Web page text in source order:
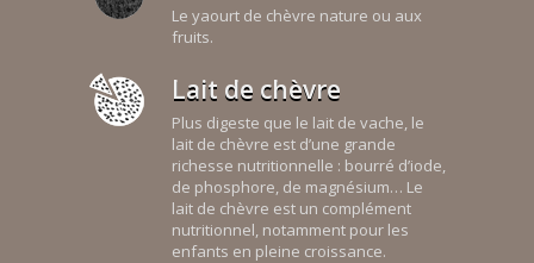
Le yaourt de chèvre nature ou aux
fruits.
Lait de chèvre
Plus digeste que le lait de vache, le
lait de chèvre est d’une grande
richesse nutritionnelle : bourré d’iode,
de phosphore, de magnésium… Le
lait de chèvre est un complément
nutritionnel, notamment pour les
enfants en pleine croissance.